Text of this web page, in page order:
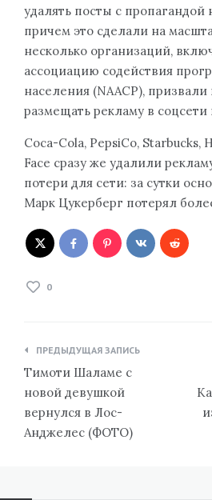
удалять посты с пропагандой
причем это сделали на
несколько организаций,
ассоциацию содействия
населения (NAACP), призвали
размещать рекламу в соцсети
Coca-Cola, PepsiCo, Starbucks,
Face сразу же удалили
потери для сети: за сутки
Марк Цукерберг потерял
0
Навигация
по
записям
ПРЕДЫДУЩАЯ ЗАПИСЬ
Тимоти Шаламе с
новой девушкой
вернулся в Лос-
Анджелес (ФОТО)